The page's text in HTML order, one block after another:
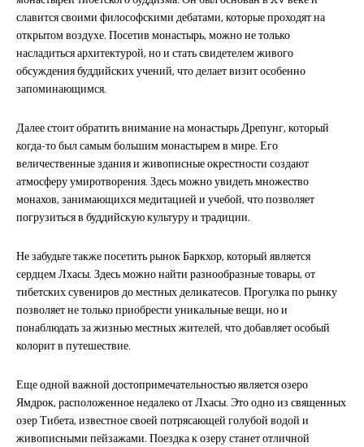
славится своими философскими дебатами, которые проходят на
открытом воздухе. Посетив монастырь, можно не только
насладиться архитектурой, но и стать свидетелем живого
обсуждения буддийских учений, что делает визит особенно
запоминающимся.
Далее стоит обратить внимание на монастырь Дрепунг, который
когда-то был самым большим монастырем в мире. Его
величественные здания и живописные окрестности создают
атмосферу умиротворения. Здесь можно увидеть множество
монахов, занимающихся медитацией и учебой, что позволяет
погрузиться в буддийскую культуру и традиции.
Не забудьте также посетить рынок Баркхор, который является
сердцем Лхасы. Здесь можно найти разнообразные товары, от
тибетских сувениров до местных деликатесов. Прогулка по рынку
позволяет не только приобрести уникальные вещи, но и
понаблюдать за жизнью местных жителей, что добавляет особый
колорит в путешествие.
Еще одной важной достопримечательностью является озеро
Ямдрок, расположенное недалеко от Лхасы. Это одно из священных
озер Тибета, известное своей потрясающей голубой водой и
живописными пейзажами. Поездка к озеру станет отличной